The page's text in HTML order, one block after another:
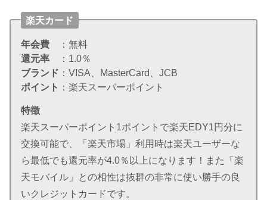
楽天カード
年会費 ：無料
還元率 ：1.0％
ブランド ：VISA、MasterCard、JCB
ポイント ：楽天スーパーポイント
特徴
楽天スーパーポイント1ポイントで楽天EDY1円分に
交換可能で、「楽天市場」利用時は楽天ユーザーな
ら最低でも還元率が4.0％以上になります！また「楽
天モバイル」との相性は抜群の非常に使い勝手の良
いクレジットカードです。